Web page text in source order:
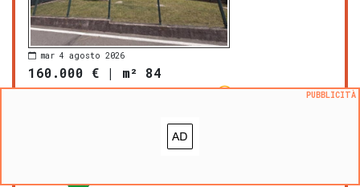
mar 4 agosto 2026
160.000 € | m² 84
PUBBLICITÀ